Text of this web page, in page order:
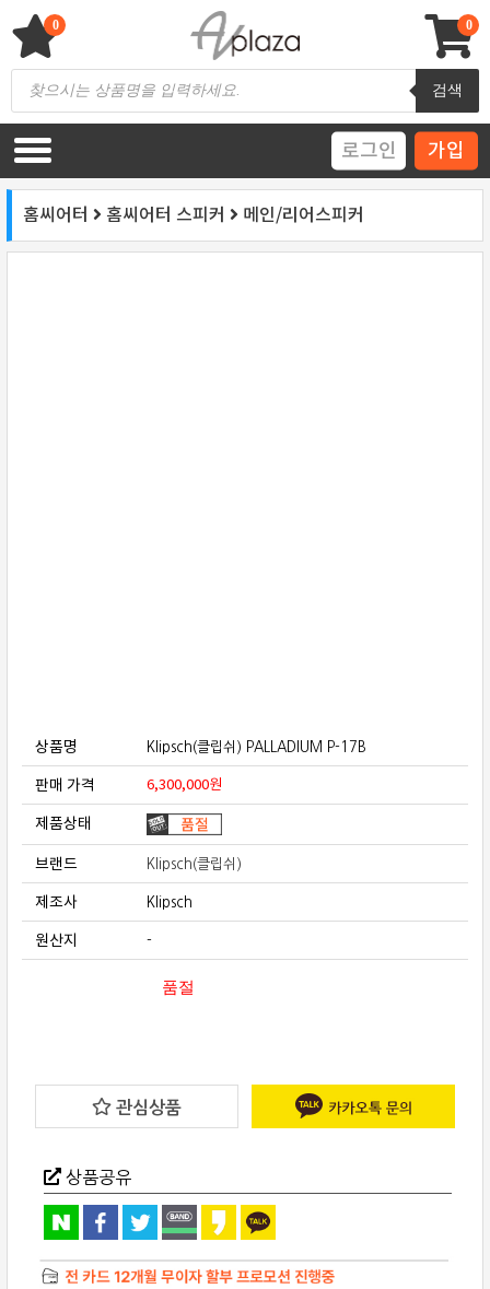
content
AV 플라자
하이파이 / 홈씨어터 전문 쇼핑몰
Products
search
검색
0
0
로그인 가입
홈씨어터 홈씨어터 스피커 메인/리어스피커
상품명 Klipsch(클립쉬) PALLADIUM P-17B
판매 가격 6,300,000원
제품상태
브랜드 Klipsch(클립쉬)
제조사 Klipsch
원산지 -
품절
관심상품
상품공유